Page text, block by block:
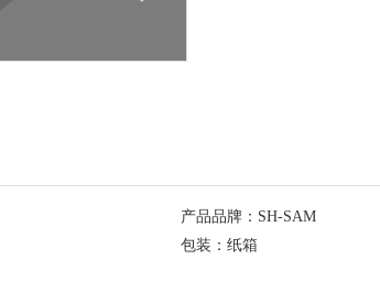
产品品牌： SH-SAM
包装： 纸箱